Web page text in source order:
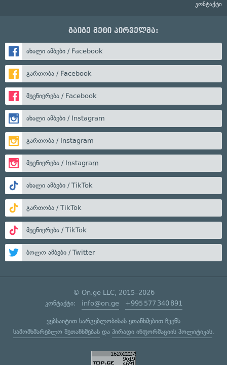
კონტაქტი
გაიგე მეტი პირველმა:
ახალი ამბები / Facebook
გართობა / Facebook
მეცნიერება / Facebook
ახალი ამბები / Instagram
გართობა / Instagram
მეცნიერება / Instagram
ახალი ამბები / TikTok
გართობა / TikTok
მეცნიერება / TikTok
ბოლო ამბები / Twitter
© On.ge LLC, 2015–2026
კონტაქტი: info@on.ge +995 577 340 891
ვებსაიტით სარგებლობისას ეთანხმებით ჩვენს
სამომხმარებლო შეთანხმებასდა პირადი ინფორმაციის პოლიტიკას.